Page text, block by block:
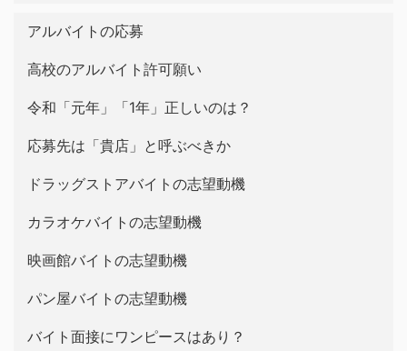
アルバイトの応募
高校のアルバイト許可願い
令和「元年」「1年」正しいのは？
応募先は「貴店」と呼ぶべきか
ドラッグストアバイトの志望動機
カラオケバイトの志望動機
映画館バイトの志望動機
パン屋バイトの志望動機
バイト面接にワンピースはあり？